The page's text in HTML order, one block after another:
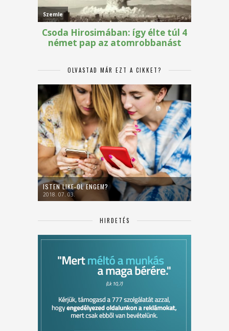
OLVASTAD MÁR EZT A CIKKET?
ISTEN LIKE-OL ENGEM?
2018. 07. 03.
HIRDETÉS